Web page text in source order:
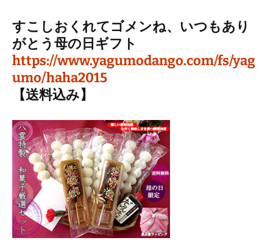
すこしおくれてゴメンね、いつもあり
がとう母の日ギフト
https://www.yagumodango.com/fs/yag
umo/haha2015
【送料込み】